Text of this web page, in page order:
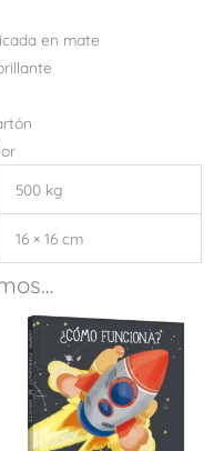
en mate
500 kg
16 × 16 cm